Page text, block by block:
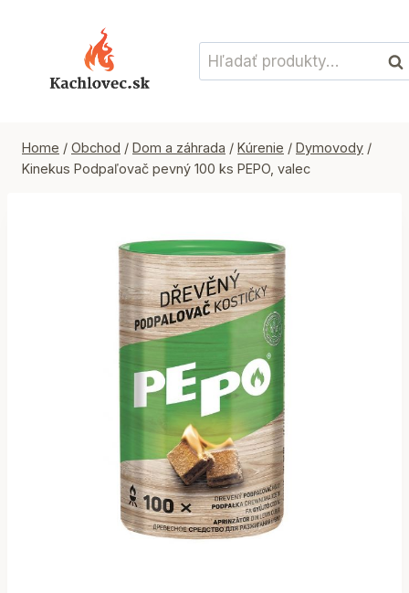
Hľadať:
Home / Obchod / Dom a záhrada / Kúrenie / Dymovody /
Kinekus Podpaľovač pevný 100 ks PEPO, valec